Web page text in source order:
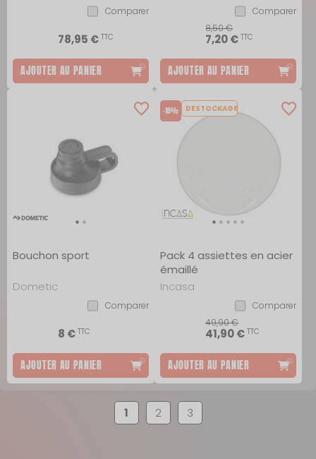
Comparer
78,95 €TTC
AJOUTER AU PANIER
Comparer
8,50 €
7,20 €TTC
AJOUTER AU PANIER
Bouchon sport
Dometic
Comparer
8 €TTC
AJOUTER AU PANIER
-16% DESTOCKAGE
Pack 4 assiettes en acier
émaillé
Incasa
Comparer
49,90 €
41,90 €TTC
AJOUTER AU PANIER
1 2 3